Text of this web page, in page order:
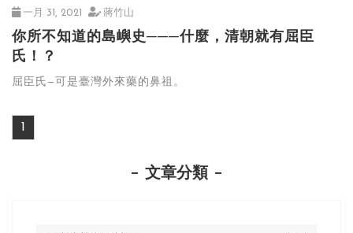
一月 31, 2021 蔣竹山
你所不知道的島嶼史───什麼，清朝就有屈臣
氏！？
屈臣氏—可是臺灣外來藥的鼻祖。
1
文章分類